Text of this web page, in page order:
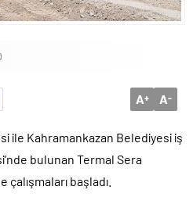
“Deniz bizim, Sığacık hepimizin”
A+ A-
ile Kahramankazan Belediyesi iş
bulunan Termal Sera
başladı.